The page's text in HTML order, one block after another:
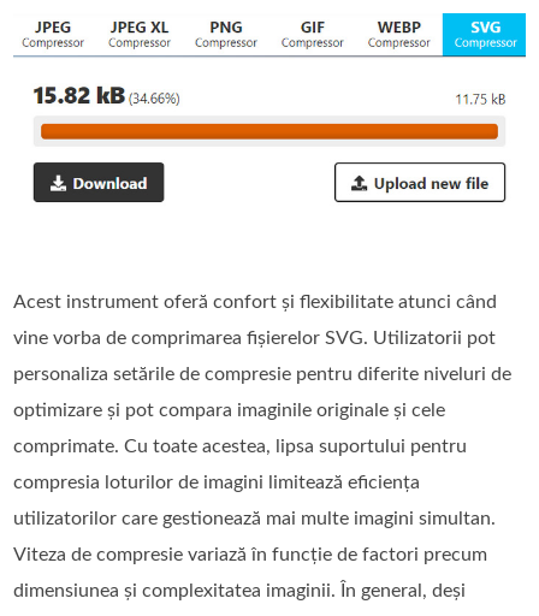
Acest instrument oferă confort și flexibilitate atunci când
vine vorba de comprimarea fișierelor SVG. Utilizatorii pot
personaliza setările de compresie pentru diferite niveluri de
optimizare și pot compara imaginile originale și cele
comprimate. Cu toate acestea, lipsa suportului pentru
compresia loturilor de imagini limitează eficiența
utilizatorilor care gestionează mai multe imagini simultan.
Viteza de compresie variază în funcție de factori precum
dimensiunea și complexitatea imaginii. În general, deși